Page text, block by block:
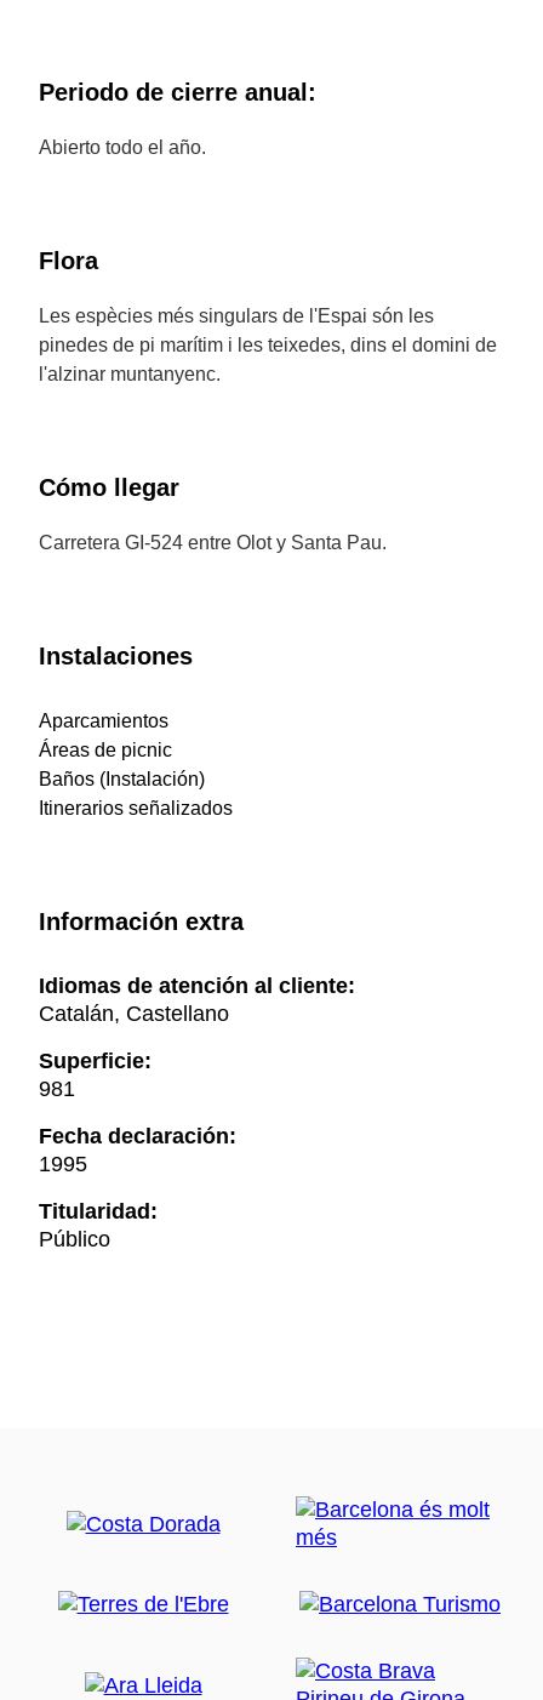
Periodo de cierre anual:
Abierto todo el año.
Flora
Les espècies més singulars de l'Espai són les
pinedes de pi marítim i les teixedes, dins el domini de
l'alzinar muntanyenc.
Cómo llegar
Carretera GI-524 entre Olot y Santa Pau.
Instalaciones
Aparcamientos
Áreas de picnic
Baños (Instalación)
Itinerarios señalizados
Información extra
Idiomas de atención al cliente:
Catalán, Castellano
Superficie:
981
Fecha declaración:
1995
Titularidad:
Público